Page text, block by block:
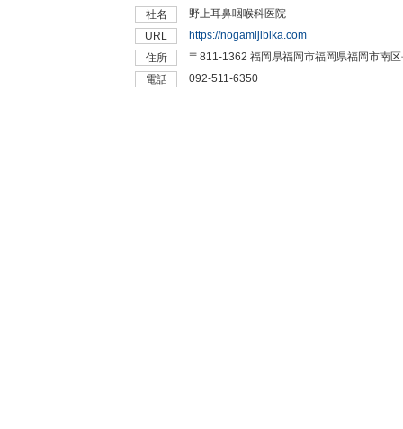
社名
野上耳鼻咽喉科医院
URL
https://nogamijibika.com
住所
〒811-1362 福岡県福岡市福岡県福岡市南
電話
092-511-6350